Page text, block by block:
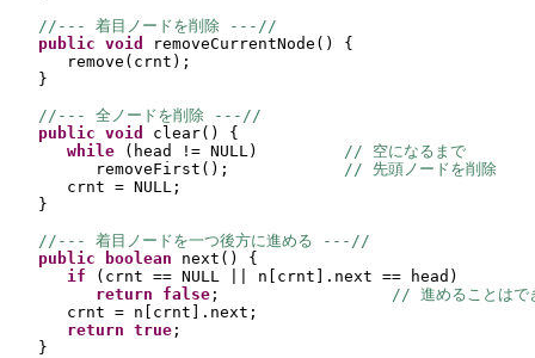
//--- 着目ノードを削除 ---//
public void removeCurrentNode () {
remove ( crnt ) ;
}
//--- 全ノードを削除 ---//
public void clear() {
while
( head != NULL )
// 空になるまで
removeFirst () ;
// 先頭ノードを削除
crnt = NULL;
}
//--- 着目ノードを一つ後方に進める ---//
public
boolean next () {
if
( crnt == NULL || n crnt .next == head )
return false ;
// 進めることはで
crnt = n
crnt
.next;
return true ;
}